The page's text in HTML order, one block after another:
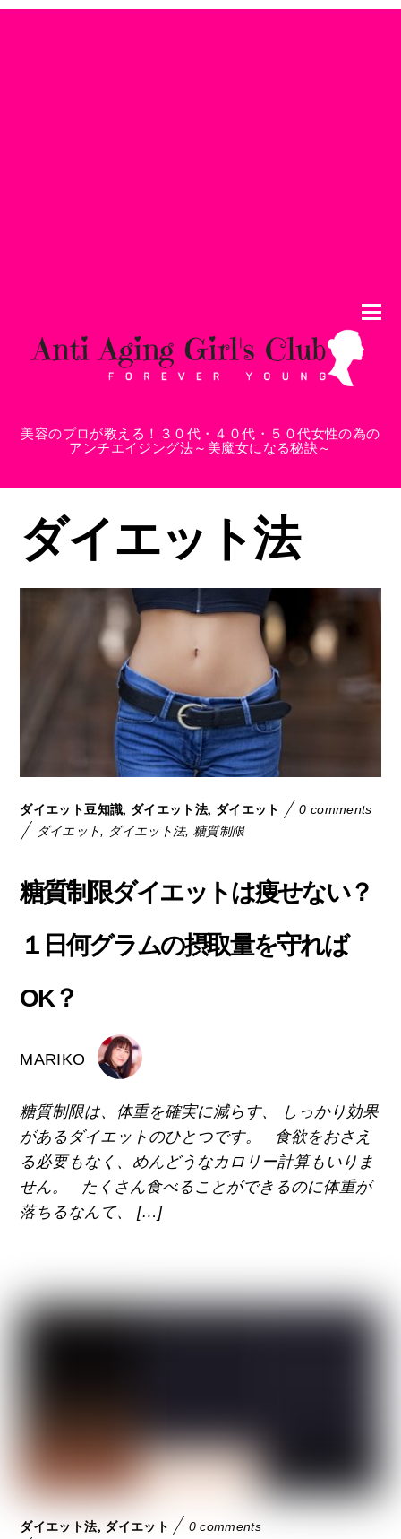
美容のプロが教える！３０代・４０代・５０代女性の為の
アンチエイジング法～美魔女になる秘訣～
ダイエット法
ダイエット豆知識, ダイエット法, ダイエット
0 comments
ダイエット
ダイエット法, 糖質制限
糖質制限ダイエットは痩せない？
１日何グラムの摂取量を守れば
OK？
MARIKO
糖質制限は、体重を確実に減らす、 しっかり効果
があるダイエットのひとつです。 食欲をおさえ
る必要もなく、めんどうなカロリー計算もいりま
せん。 たくさん食べることができるのに体重が
落ちるなんて、 […]
ダイエット法, ダイエット
0 comments